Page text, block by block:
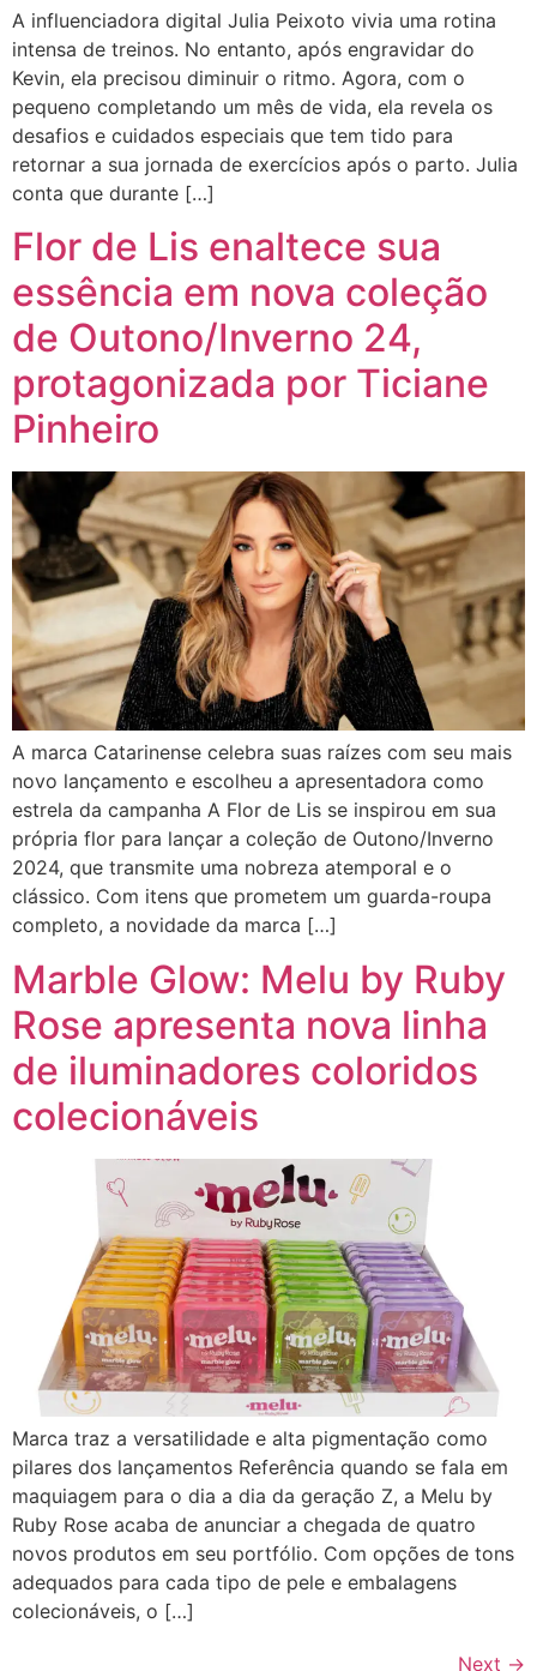
A influenciadora digital Julia Peixoto vivia uma rotina
intensa de treinos. No entanto, após engravidar do
Kevin, ela precisou diminuir o ritmo. Agora, com o
pequeno completando um mês de vida, ela revela os
desafios e cuidados especiais que tem tido para
retornar a sua jornada de exercícios após o parto. Julia
conta que durante […]
Flor de Lis enaltece sua
essência em nova coleção
de Outono/Inverno 24,
protagonizada por Ticiane
Pinheiro
A marca Catarinense celebra suas raízes com seu mais
novo lançamento e escolheu a apresentadora como
estrela da campanha A Flor de Lis se inspirou em sua
própria flor para lançar a coleção de Outono/Inverno
2024, que transmite uma nobreza atemporal e o
clássico. Com itens que prometem um guarda-roupa
completo, a novidade da marca […]
Marble Glow: Melu by Ruby
Rose apresenta nova linha
de iluminadores coloridos
colecionáveis
Marca traz a versatilidade e alta pigmentação como
pilares dos lançamentos Referência quando se fala em
maquiagem para o dia a dia da geração Z, a Melu by
Ruby Rose acaba de anunciar a chegada de quatro
novos produtos em seu portfólio. Com opções de tons
adequados para cada tipo de pele e embalagens
colecionáveis, o […]
Next →